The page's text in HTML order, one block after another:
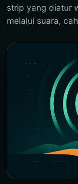
strip yang diatur
melalui suara,